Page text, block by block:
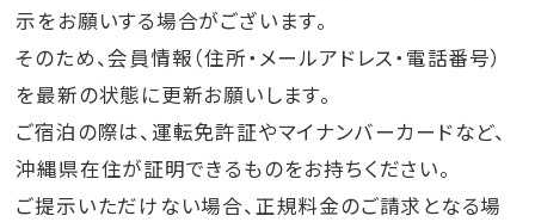
示をお願いする場合がございます。
そのため、会員情報（住所・メールアドレス・電話番号）
を最新の状態に更新お願いします。
ご宿泊の際は、運転免許証やマイナンバーカードなど、
沖縄県在住が証明できるものをお持ちください。
ご提示いただけない場合、正規料金のご請求となる場